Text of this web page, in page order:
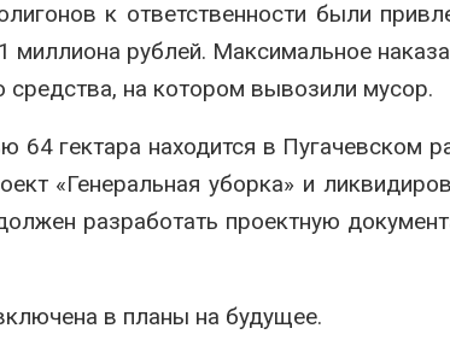
к ответственности были
рублей. Максимальное
на котором вывозили мусор.
гектара находится в Пугачевском
«Генеральная уборка» и
разработать проектную
в планы на будущее.